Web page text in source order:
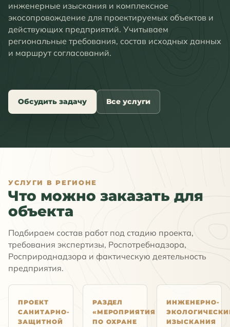
инженерные изыскания и комплексное
экосопровождение для проектируемых объектов и
действующих предприятий. Учитываем
региональные требования, состав исходных данных
и маршрут согласований.
Обсудить задачу Все услуги
УСЛУГИ В РЕГИОНЕ
Что можно заказать для
объекта
Подбираем состав работ под стадию проекта,
требования экспертизы, Роспотребнадзора,
Росприроднадзора и фактическую деятельность
предприятия.
ПРОЕКТ
САНИТАРНО-
ЗАЩИТНОЙ
РАЗДЕЛ
«МЕРОПРИЯТИЯ
ПО ОХРАНЕ
ИНЖЕНЕРНО-
ИЗЫСКАНИЯ